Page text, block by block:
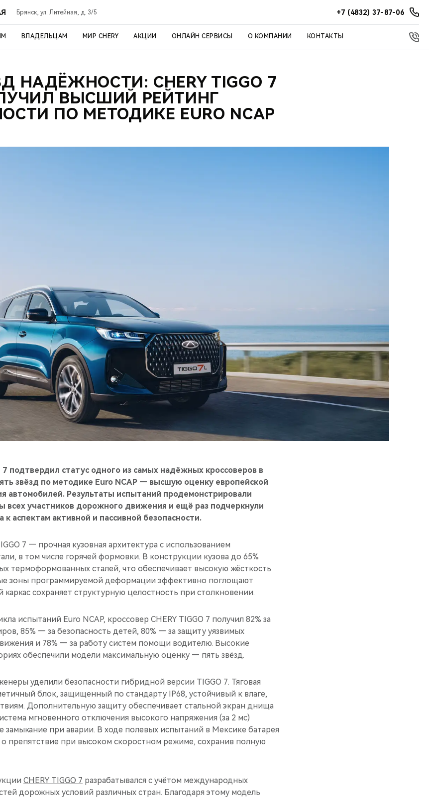
Брянск, ул. Литейная, д. 3/5 +7 (4832) 37-87-06
ВЛАДЕЛЬЦАМ МИР CHERY АКЦИИ ОНЛАЙН СЕРВИСЫ О КОМПАНИИ КОНТАКТЫ
НАДЁЖНОСТИ: CHERY TIGGO 7
ВЫСШИЙ РЕЙТИНГ
ПО МЕТОДИКЕ EURO NCAP
7 подтвердил статус одного из самых надёжных кроссоверов в
звёзд по методике Euro NCAP — высшую оценку европейской
автомобилей. Результаты испытаний продемонстрировали
всех участников дорожного движения и ещё раз подчеркнули
аспектам активной и пассивной безопасности.
7 — прочная кузовная архитектура с использованием
в том числе горячей формовки. В конструкции кузова до 65%
термоформованных сталей, что обеспечивает высокую жёсткость
зоны программируемой деформации эффективно поглощают
сохраняет структурную целостность при столкновении.
испытаний Euro NCAP, кроссовер CHERY TIGGO 7 получил 82% за
85% — за безопасность детей, 80% — за защиту уязвимых
и 78% — за работу систем помощи водителю. Высокие
обеспечили модели максимальную оценку — пять звёзд.
уделили безопасности гибридной версии TIGGO 7. Тяговая
блок, защищенный по стандарту IP68, устойчивый к влаге,
Дополнительную защиту обеспечивает стальной экран днища
мгновенного отключения высокого напряжения (за 2 мс)
замыкание при аварии. В ходе полевых испытаний в Мексике батарея
препятствие при высоком скоростном режиме, сохранив полную
CHERY TIGGO 7 разрабатывался с учётом международных
дорожных условий различных стран. Благодаря этому модель